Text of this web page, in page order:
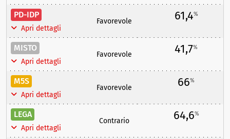
PD-IDP
Apri dettagli
Favorevole 61,4%
MISTO
Apri dettagli
Favorevole 41,7%
M5S
Apri dettagli
Favorevole 66%
LEGA
Apri dettagli
Contrario 64,6%